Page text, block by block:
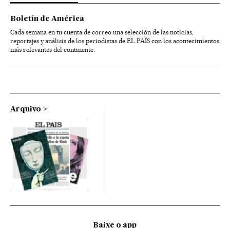
Boletín de América
Cada semana en tu cuenta de correo una selección de las noticias,
reportajes y análisis de los periodistas de EL PAÍS con los acontecimientos
más relevantes del continente.
Arquivo
Baixe o app